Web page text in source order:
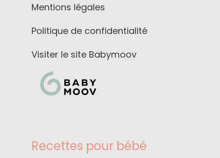
Mentions légales
Politique de confidentialité
Visiter le site Babymoov
Recettes pour bébé